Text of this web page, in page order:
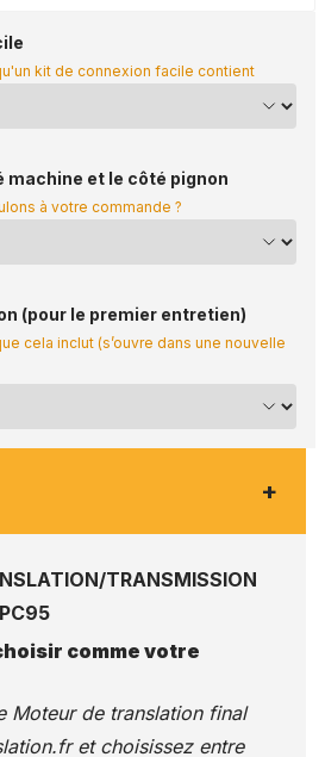
kit de connexion facile contient
machine et le côté pignon
à votre commande ?
(pour le premier entretien)
cela inclut (s’ouvre dans une nouvelle
+
TRANSMISSION
comme votre
Moteur de translation final
et choisissez entre